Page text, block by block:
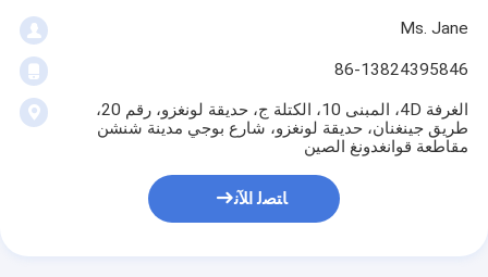
Ms. Jane
86-13824395846
الغرفة 4D، المبنى 10، الكتلة ج، حديقة لونغزو، رقم 20،
طريق جينغنان، حديقة لونغزو، شارع بوجي مدينة شنشن
مقاطعة قوانغدونغ الصين
ﺎﺘﺼﻟ ﺍﻶﻧ